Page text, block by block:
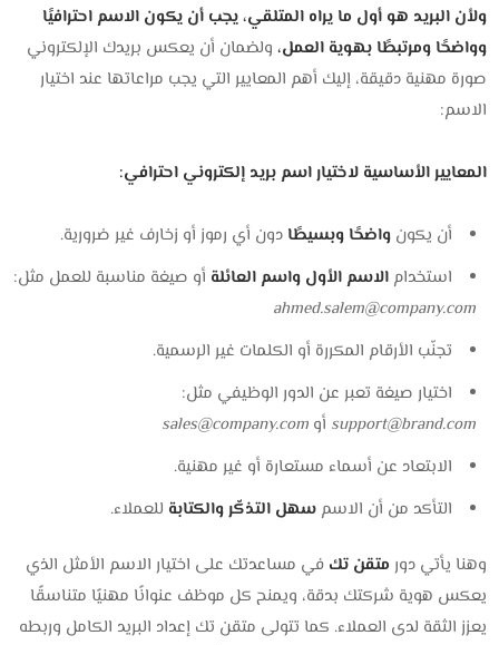
ولأن البريد هو أول ما يراه المتلقي، يجب أن يكون الاسم احترافيًا
وواضحًا ومرتبطًا بهوية العمل، ولضمان أن يعكس بريدك الإلكتروني
صورة مهنية دقيقة، إليك أهم المعايير التي يجب مراعاتها عند اختيار
الاسم:
المعايير الأساسية لاختيار اسم بريد إلكتروني احترافي:
أن يكونواضحًا وبسيطًا دون أي رموز أو زخارف غير ضرورية.
استخدامالاسم الأول واسم العائلة أو صيغة مناسبة للعمل مثل:
ahmed.salem@company.com
تجنّب الأرقام المكررة أو الكلمات غير الرسمية.
اختيار صيغة تعبر عن الدور الوظيفي مثل:
support@brand.com أوsales@company.com
الابتعاد عن أسماء مستعارة أو غير مهنية.
التأكد من أن الاسمسهل التذكّر والكتابة للعملاء.
وهنا يأتي دور متقن تك في مساعدتك على اختيار الاسم الأمثل الذي
يعكس هوية شركتك بدقة، ويمنح كل موظف عنوانًا مهنيًا متناسقًا
يعزز الثقة لدى العملاء. كما تتولى متقن تك إعداد البريد الكامل وربطه